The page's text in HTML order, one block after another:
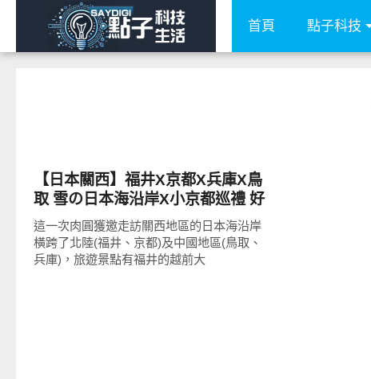
首頁 點子科技
【日本關西】福井X京都X兵庫X鳥
取 雪の日本海沿岸X小京都巡禮 好
吃、好玩景點大公開!
這一次肉圓獲邀走訪關西地區的日本海沿岸
橫跨了北陸(福井、京都)及中國地區(鳥取、
兵庫)，旅遊景點有福井的越前大